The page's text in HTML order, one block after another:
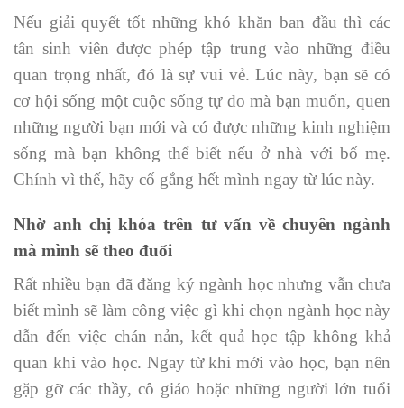
Nếu giải quyết tốt những khó khăn ban đầu thì các
tân sinh viên được phép tập trung vào những điều
quan trọng nhất, đó là sự vui vẻ. Lúc này, bạn sẽ có
cơ hội sống một cuộc sống tự do mà bạn muốn, quen
những người bạn mới và có được những kinh nghiệm
sống mà bạn không thể biết nếu ở nhà với bố mẹ.
Chính vì thế, hãy cố gắng hết mình ngay từ lúc này.
Nhờ anh chị khóa trên tư vấn về chuyên ngành
mà mình sẽ theo đuổi
Rất nhiều bạn đã đăng ký ngành học nhưng vẫn chưa
biết mình sẽ làm công việc gì khi chọn ngành học này
dẫn đến việc chán nản, kết quả học tập không khả
quan khi vào học. Ngay từ khi mới vào học, bạn nên
gặp gỡ các thầy, cô giáo hoặc những người lớn tuổi